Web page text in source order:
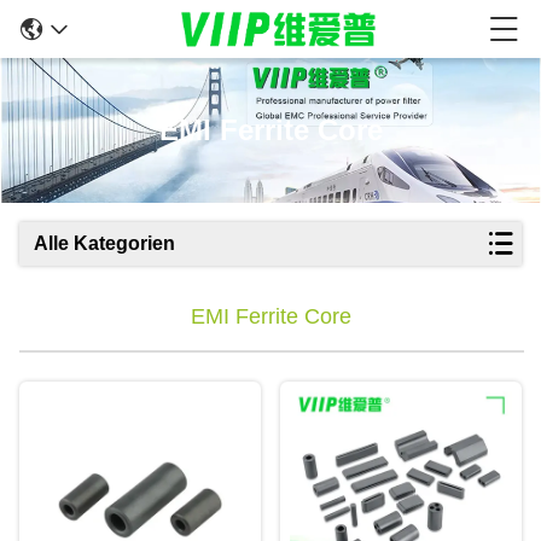
EMI Ferrite Core
Alle Kategorien
EMI Ferrite Core